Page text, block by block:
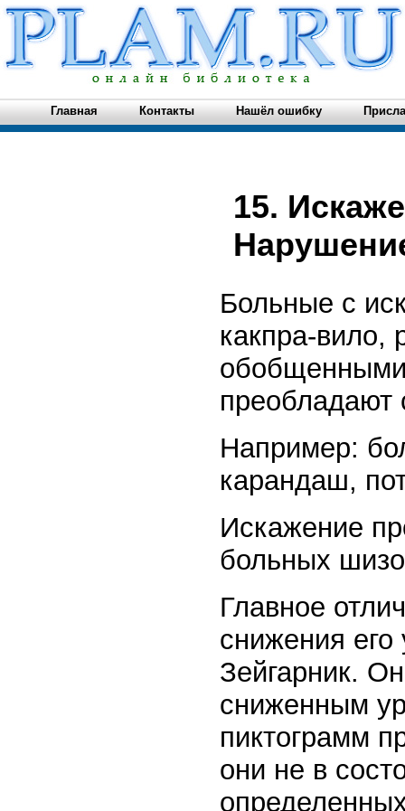
Главная Контакты Нашёл ошибку
15.
Больные с
какпра-вило,
преобладают
Например:
карандаш,
Искажение
больных
Главное
снижения
Зейгарник.
сниженным
пиктограмм
они не в